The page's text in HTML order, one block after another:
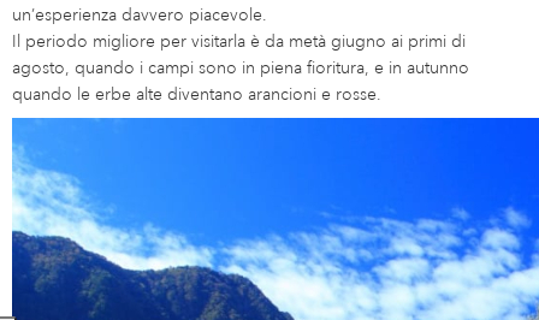
un’esperienza davvero piacevole.
Il periodo migliore per visitarla è da metà giugno ai primi di
agosto, quando i campi sono in piena fioritura, e in autunno
quando le erbe alte diventano arancioni e rosse.